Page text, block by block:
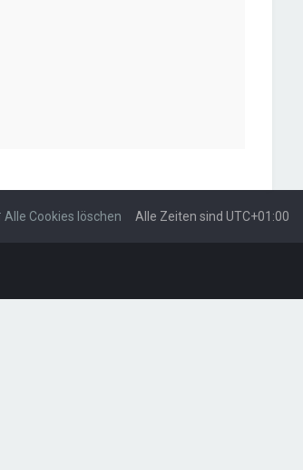
Alle Zeiten sind UTC+01:00
Alle Cookies löschen